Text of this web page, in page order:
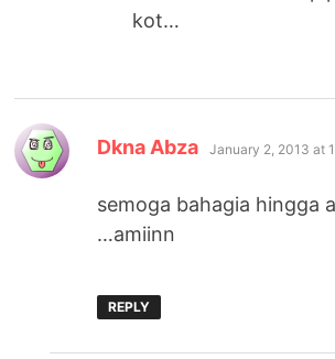
kot…
Dkna Abza says:
January 2, 2013 at
semoga bahagia hingga
…amiinn
REPLY